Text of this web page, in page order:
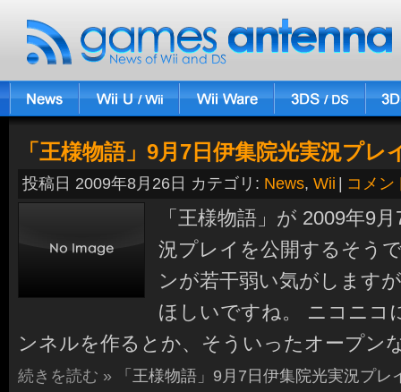
「王様物語」9月7日伊集院光実況プレ
投稿日 2009年8月26日 カテゴリ: News, Wii コメン
「王様物語」が 2009年9
況プレイを公開するそう
ンが若干弱い気がします
ほしいですね。 ニコニコ
ンネルを作るとか、そういったオープン
続きを読む » 「王様物語」9月7日伊集院光実況プレ